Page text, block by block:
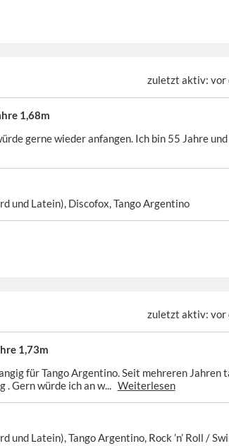
zuletzt aktiv: vor
1,68m
gerne wieder anfangen. Ich bin 55 Jahre
und Latein), Discofox, Tango Argentino
zuletzt aktiv: vor
1,73m
für Tango Argentino. Seit mehreren Jahren
Gern würde ich an w... Weiterlesen
Latein), Tango Argentino, Rock ’n’ Roll /